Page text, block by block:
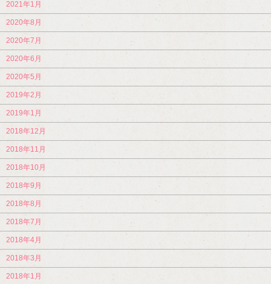
2021年1月
2020年8月
2020年7月
2020年6月
2020年5月
2019年2月
2019年1月
2018年12月
2018年11月
2018年10月
2018年9月
2018年8月
2018年7月
2018年4月
2018年3月
2018年1月